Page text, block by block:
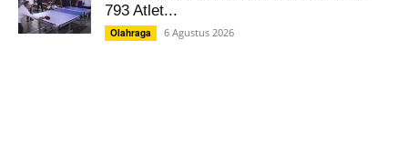
793 Atlet...
Olahraga 6 Agustus 2026